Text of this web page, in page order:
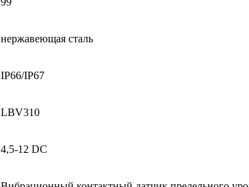
нержавеющая сталь
IP66/IP67
LBV310
4,5-12 DC